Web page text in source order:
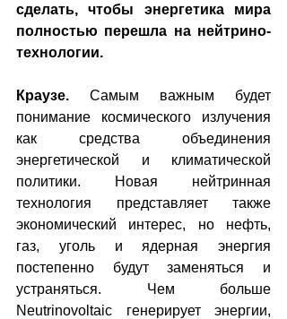
сделать, чтобы энергетика мира
полностью перешла на нейтрино-
технологии.
Краузе. Самым важным будет
понимание космического излучения
как средства объединения
энергетической и климатической
политики. Новая нейтринная
технология представляет также
экономический интерес, но нефть,
газ, уголь и ядерная энергия
постепенно будут заменяться и
устраняться. Чем больше
Neutrinovoltaiс генерирует энергии,